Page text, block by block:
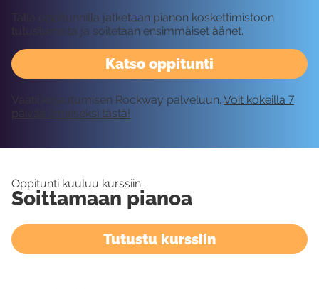
Katso oppitunti
Tällä oppitunnilla jatketaan pianon koskettimistoon
tutustumista ja soitetaan ensimmäiset äänet.
Vaatii kirjautumisen Rockway palveluun. Voit kokeilla 7
päivää ilmaiseksi tästä!
Oppitunti kuuluu kurssiin
Soittamaan pianoa
Tutustu kurssiin